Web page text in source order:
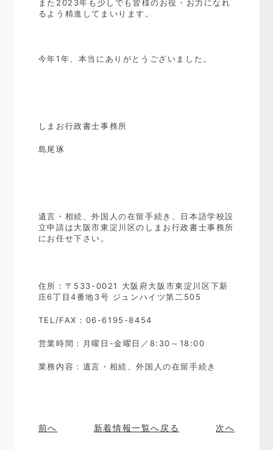
また2023年も少しでも皆様のお役・お力になれ
るよう精進してまいります。
今年1年、本当にありがとうございました。
しまお行政書士事務所
島尾琢
遺言・相続、外国人の在留手続き、日本語学校設
立申請は大阪市東淀川区のしまお行政書士事務所
にお任せ下さい。
住所：〒533-0021 大阪府大阪市東淀川区下新
庄6丁目4番地3号 ジュンハイツ第二505
TEL/FAX：06-6195-8454
営業時間：月曜日-金曜日／8:30～18:00
業務内容：遺言・相続、外国人の在留手続き
前へ 新着情報一覧へ戻る 次へ